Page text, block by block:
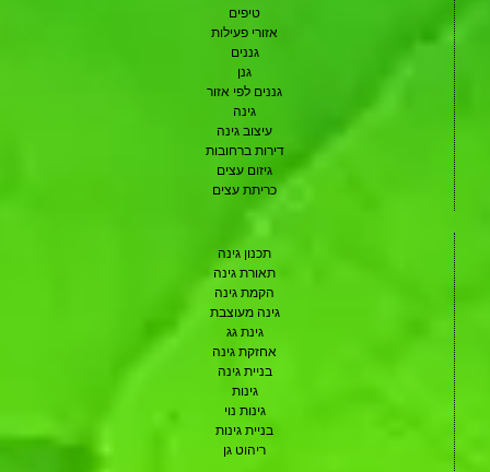
טיפים
אזורי פעילות
גננים
גנן
גננים לפי אזור
גינה
עיצוב גינה
דירות ברחובות
גיזום עצים
כריתת עצים
תכנון גינה
תאורת גינה
הקמת גינה
גינה מעוצבת
גינת גג
אחזקת גינה
בניית גינה
גינות
גינות נוי
בניית גינות
ריהוט גן